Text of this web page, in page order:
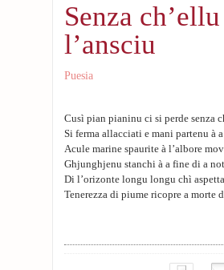
Senza
l’ansciu
Puesia
Cusì pian pianinu ci si perde senza
Si ferma allacciati e mani partenu à
Acule marine spaurite à l’albore
Ghjunghjenu stanchi à a fine di a
Di l’orizonte longu longu chì
Tenerezza di piume ricopre a morte